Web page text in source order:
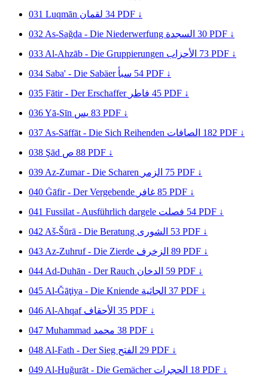
031 Luqmān لقمان 34 PDF ↓
032 As-Sağda - Die Niederwerfung السجدة 30 PDF ↓
033 Al-Ahzāb - Die Gruppierungen الأحزاب 73 PDF ↓
034 Saba' - Die Sabäer سبأ 54 PDF ↓
035 Fātir - Der Erschaffer فاطر 45 PDF ↓
036Yā-Sīn يس 83 PDF ↓
037 As-Sāffāt - Die Sich Reihenden الصافات 182 PDF ↓
038 Şād ص 88 PDF ↓
039 Az-Zumar - Die Scharen الزمر 75 PDF ↓
040 Ġāfir - Der Vergebende غافر 85 PDF ↓
041 Fussilat - Ausführlich dargele فصلت 54 PDF ↓
042 Aš-Šūrā - Die Beratung الشورى 53 PDF ↓
043 Az-Zuhruf - Die Zierde الزخرف 89 PDF ↓
044 Ad-Duhān - Der Rauch الدخان 59 PDF ↓
045 Al-Ğāţiya - Die Kniende الجاثية 37 PDF ↓
046 Al-Ahqaf الأحقاف 35 PDF ↓
047 Muhammad محمد 38 PDF ↓
048 Al-Fath - Der Sieg الفتح 29 PDF ↓
049 Al-Huğurāt - Die Gemächer الحجرات 18 PDF ↓